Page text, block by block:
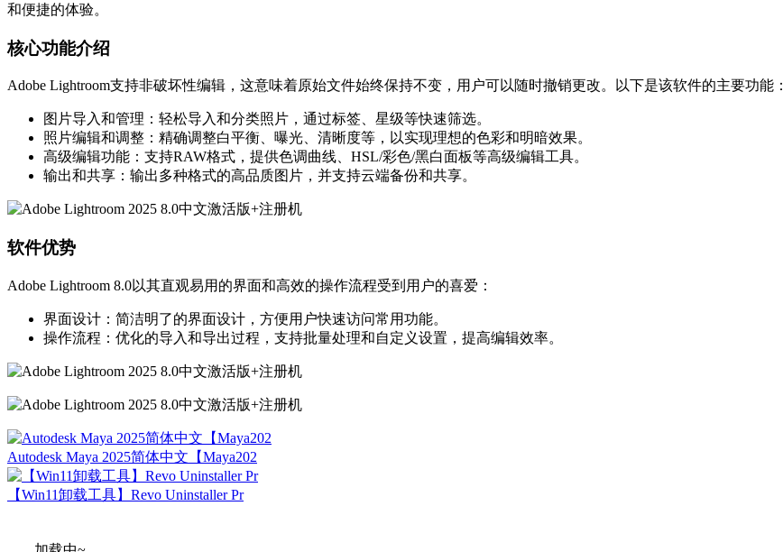
和便捷的体验。
核心功能介绍
Adobe Lightroom支持非破坏性编辑，这意味着原始文件始终保持不变，用户可以随时撤销更改。以下是该软件的主要功能：
图片导入和管理：轻松导入和分类照片，通过标签、星级等快速筛选。
照片编辑和调整：精确调整白平衡、曝光、清晰度等，以实现理想的色彩和明暗效果。
高级编辑功能：支持RAW格式，提供色调曲线、HSL/彩色/黑白面板等高级编辑工具。
输出和共享：输出多种格式的高品质图片，并支持云端备份和共享。
软件优势
Adobe Lightroom 8.0以其直观易用的界面和高效的操作流程受到用户的喜爱：
界面设计：简洁明了的界面设计，方便用户快速访问常用功能。
操作流程：优化的导入和导出过程，支持批量处理和自定义设置，提高编辑效率。
Autodesk Maya 2025简体中文【Maya202
【Win11卸载工具】Revo Uninstaller Pr